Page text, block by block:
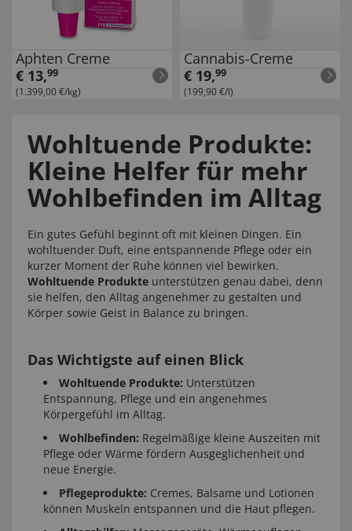
Aphten Creme
€ 13,99
(1.399,00 €/kg)
Cannabis-Creme
€ 19,99
(199,90 €/l)
Wohltuende Produkte:
Kleine Helfer für mehr
Wohlbefinden im Alltag
Ein gutes Gefühl beginnt oft mit kleinen Dingen. Ein
wohltuender Duft, eine entspannende Pflege oder ein
kurzer Moment der Ruhe können viel bewirken.
Wohltuende Produkte unterstützen genau dabei, denn
sie helfen, den Alltag angenehmer zu gestalten und
Körper sowie Geist in Balance zu bringen.
Das Wichtigste auf einen Blick
Wohltuende Produkte: Unterstützen
Entspannung, Pflege und ein angenehmes
Körpergefühl im Alltag.
Wohlbefinden: Regelmäßige kleine Auszeiten mit
Pflege oder Wärme fördern Ausgeglichenheit und
neue Energie.
Pflegeprodukte: Cremes, Balsame und Lotionen
können Muskeln entspannen und die Haut pflegen.